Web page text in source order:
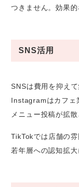
つきません。効果
SNS活用
SNSは費用を抑え
Instagramはカフェ
メニュー投稿が拡
TikTokでは店舗の
若年層への認知拡大